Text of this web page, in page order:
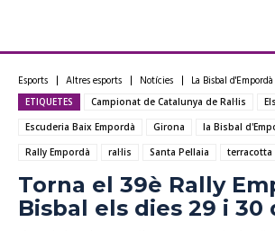
Esports Altres esports Notícies La Bisbal d'Empordà
ETIQUETES Campionat de Catalunya de Ral·lis
Escuderia Baix Empordà
Girona la Bisbal
Rally Empordà
ral·lis Santa Pellaia terracotta
Torna el 39è Rally
Bisbal els dies 29 i 30